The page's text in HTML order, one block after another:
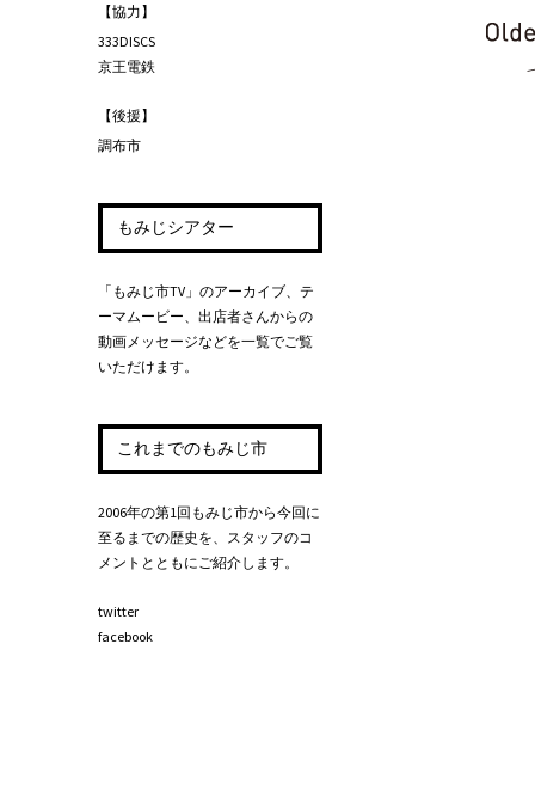
投稿ナビゲ
【協力】
333DISCS
京王電鉄
【後援】
調布市
もみじシアター
「もみじ市TV」のアーカイブ、テ
ーマムービー、出店者さんからの
動画メッセージなどを一覧でご覧
いただけます。
これまでのもみじ市
2006年の第1回もみじ市から今回に
至るまでの歴史を、スタッフのコ
メントとともにご紹介します。
twitter
facebook